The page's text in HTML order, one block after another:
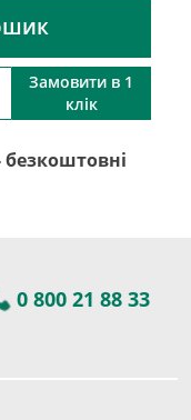
Замовити в 1
клік
0 800 21 88 33